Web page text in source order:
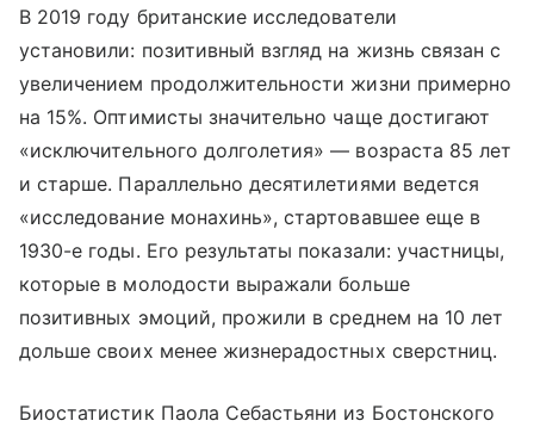
В 2019 году британские исследователи
установили: позитивный взгляд на жизнь связан с
увеличением продолжительности жизни примерно
на 15%. Оптимисты значительно чаще достигают
«исключительного долголетия» — возраста 85 лет
и старше. Параллельно десятилетиями ведется
«исследование монахинь», стартовавшее еще в
1930-е годы. Его результаты показали: участницы,
которые в молодости выражали больше
позитивных эмоций, прожили в среднем на 10 лет
дольше своих менее жизнерадостных сверстниц.
Биостатистик Паола Себастьяни из Бостонского